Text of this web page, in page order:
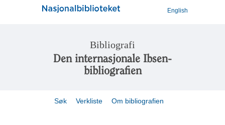
English
Bibliografi
Den internasjonale Ibsen-
bibliografien
Søk Verkliste Om bibliografien